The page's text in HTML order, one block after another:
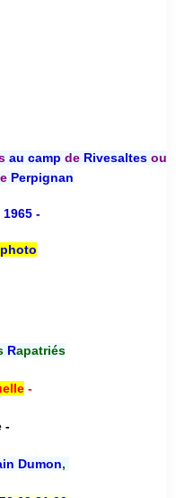
au camp deRivesaltesou
Perpignan
1965 -
Rapatriés
-
-
Dumon,